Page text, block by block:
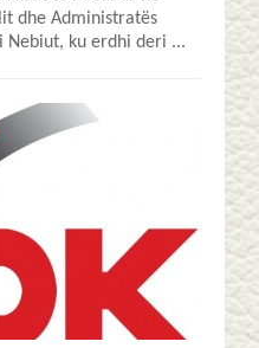
dhe Administratës
Nebiut, ku erdhi deri ...